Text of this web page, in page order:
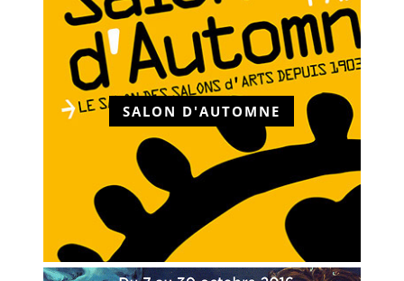
SALON D'AUTOMNE